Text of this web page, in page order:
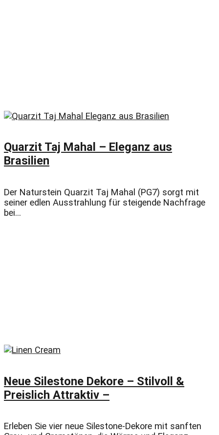
Quarzit Taj Mahal – Eleganz aus
Brasilien
Der Naturstein Quarzit Taj Mahal (PG7) sorgt mit
seiner edlen Ausstrahlung für steigende Nachfrage
bei...
Neue Silestone Dekore – Stilvoll &
Preislich Attraktiv –
Erleben Sie vier neue Silestone-Dekore mit sanften